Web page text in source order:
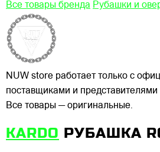
Все товары бренда Рубашки и
NUW store работает только с
поставщиками и представителями
Все товары — оригинальные.
KARDO РУБАШКА